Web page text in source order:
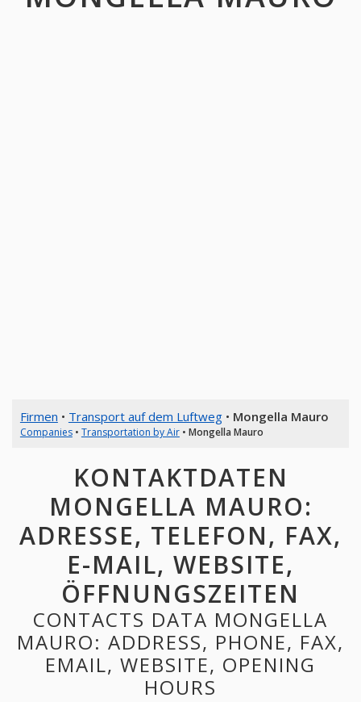
Firmen • Transport auf dem Luftweg• Mongella Mauro
Companies• Transportation by Air• Mongella Mauro
KONTAKTDATEN
MONGELLA MAURO:
ADRESSE, TELEFON, FAX,
E-MAIL, WEBSITE,
ÖFFNUNGSZEITEN
CONTACTS DATA MONGELLA
MAURO: ADDRESS, PHONE, FAX,
EMAIL, WEBSITE, OPENING
HOURS